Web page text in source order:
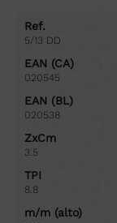
Ref.
5/13 DD
EAN (CA)
020545
EAN (BL)
020538
ZxCm
3.5
TPI
8.8
m/m (alto)